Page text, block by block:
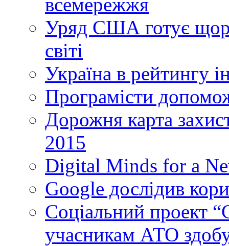
Уряд США готує
світі
Україна в рейтингу
Програмісти
Дорожня карта
2015
Digital Minds for a
Google дослідив
Cоціальний проект
учасникам АТО